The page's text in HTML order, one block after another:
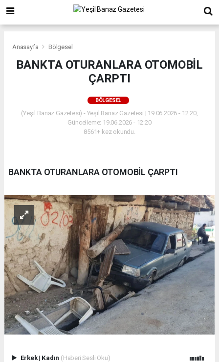
Anasayfa Bölgesel
BANKTA OTURANLARA OTOMOBİL
ÇARPTI
BÖLGESEL
(Yeşil Banaz Gazetesi) - Yeşil Banaz Gazetesi | 19.06.2026 - 12:20,
Güncelleme: 19.06.2026 - 12:20
8561+ kez okundu.
BANKTA OTURANLARA OTOMOBİL ÇARPTI
Erkek| Kadın (Haberi Sesli Oku)